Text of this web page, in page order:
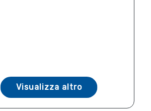
Visualizza altro